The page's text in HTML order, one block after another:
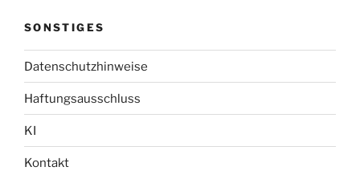
SONSTIGES
Datenschutzhinweise
Haftungsausschluss
KI
Kontakt